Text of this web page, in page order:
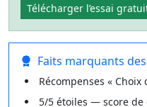
Télécharger l’essai
Faits marquants
Récompenses «
5/5 étoiles — score